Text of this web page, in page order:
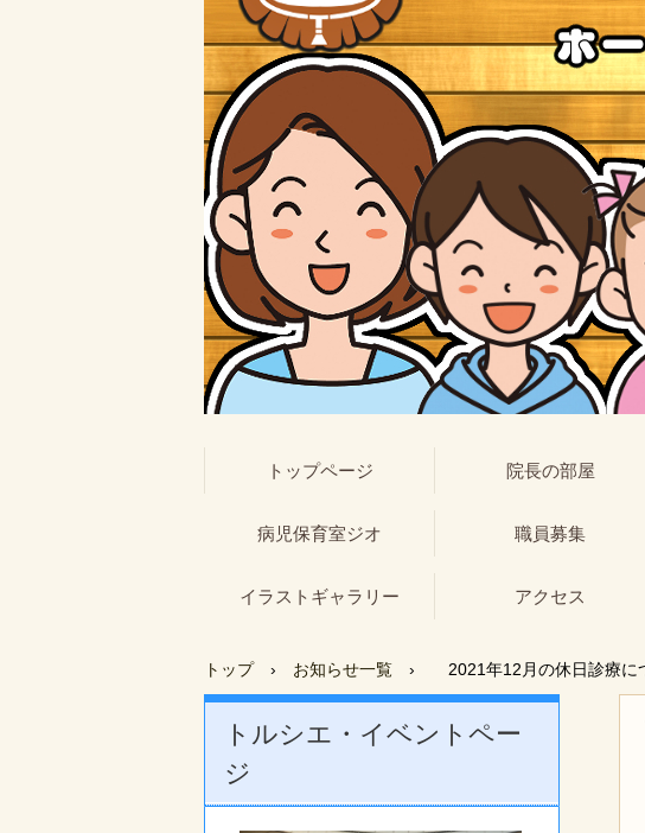
トップページ 院長の部屋
病児保育室ジオ 職員募集
イラストギャラリー アクセス
トップ › お知らせ一覧 › 2021年12月の休日診療に
トルシエ・イベントペー
ジ